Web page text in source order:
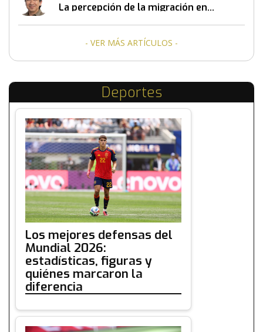
La percepción de la migración en
- VER MÁS ARTÍCULOS -
Deportes
Los mejores defensas del
Mundial 2026:
estadísticas, figuras y
quiénes marcaron la
diferencia